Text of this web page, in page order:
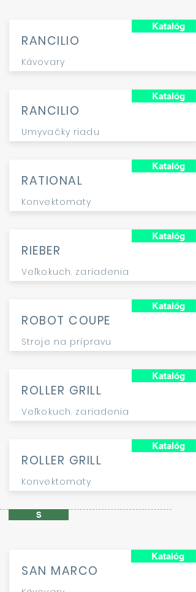
RANCILIO
Kávovary
Katalóg
RANCILIO
Umyvačky riadu
Katalóg
RATIONAL
Konvektomaty
Katalóg
RIEBER
Veľkokuch. zariadenia
Katalóg
ROBOT COUPE
Stroje na prípravu
Katalóg
ROLLER GRILL
Veľkokuch. zariadenia
Katalóg
ROLLER GRILL
Konvektomaty
Katalóg
S
SAN MARCO
Katalóg